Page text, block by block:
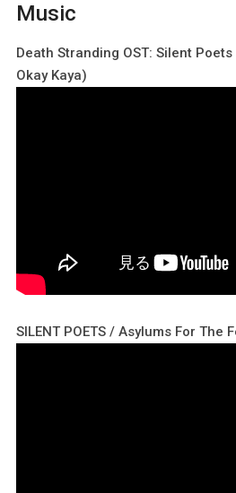
Music
Death Stranding OST: Silent
Okay Kaya)
SILENT POETS / Asylums For The